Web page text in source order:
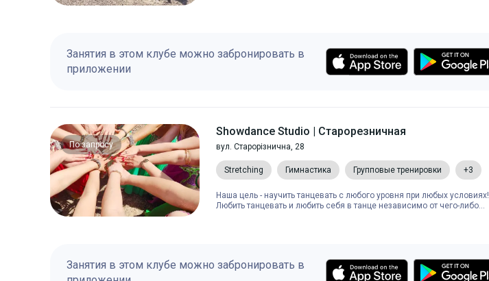
Занятия в этом клубе можно забронировать в
приложении
По запросу
Showdance Studio | Старорезничная
вул. Старорізнична, 28
Stretching Гимнастика Групповые тренировки +3
Наша цель - научить танцевать с любого уровня при любых условиях!
Любить танцевать и любить себя в танце независимо от чего-либо...
Занятия в этом клубе можно забронировать в